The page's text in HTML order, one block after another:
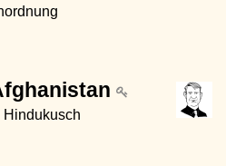
Hindukusch